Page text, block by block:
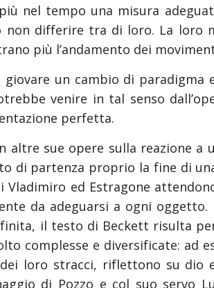
nel tempo una misura
differire tra di loro. La loro
più l’andamento dei
un cambio di paradigma
venire in tal senso
perfetta.
sue opere sulla reazione a
di partenza proprio la fine di
ed Estragone
da adeguarsi a ogni oggetto.
il testo di Beckett risulta
complesse e diversificate: ad
loro stracci, riflettono su dio
di Pozzo e col suo servo